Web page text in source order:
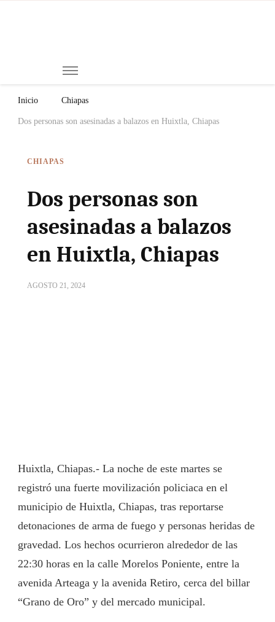
Inicio Chiapas
Dos personas son asesinadas a balazos en Huixtla, Chiapas
CHIAPAS
Dos personas son
asesinadas a balazos
en Huixtla, Chiapas
AGOSTO 21, 2024
Huixtla, Chiapas.- La noche de este martes se
registró una fuerte movilización policiaca en el
municipio de Huixtla, Chiapas, tras reportarse
detonaciones de arma de fuego y personas heridas de
gravedad. Los hechos ocurrieron alrededor de las
22:30 horas en la calle Morelos Poniente, entre la
avenida Arteaga y la avenida Retiro, cerca del billar
“Grano de Oro” y del mercado municipal.